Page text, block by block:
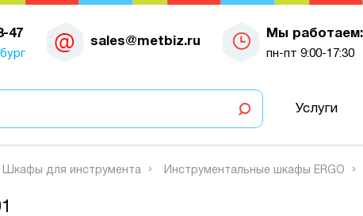
47
sales@metbiz.ru
Мы работаем:
пн-пт 9:00-17:30
Услуги
Шкафы для инструмента Инструментальные шкафы ERGO